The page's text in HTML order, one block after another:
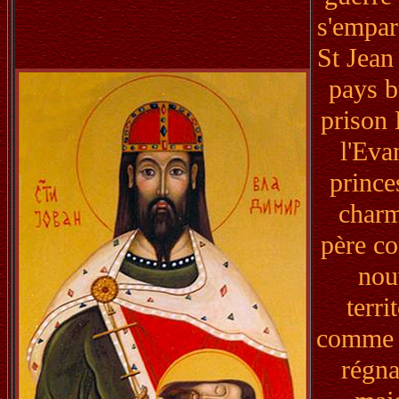
St
pays
prison
père